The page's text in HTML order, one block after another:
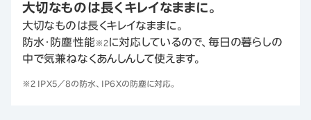
大切なものは長くキレイなままに。
大切なものは長くキレイなままに。
防水・防塵性能 ※2に対応しているので、毎日の暮らしの
中で気兼ねなくあんしんして使えます。
※2 IPX5／8の防水、IP6Xの防塵に対応。